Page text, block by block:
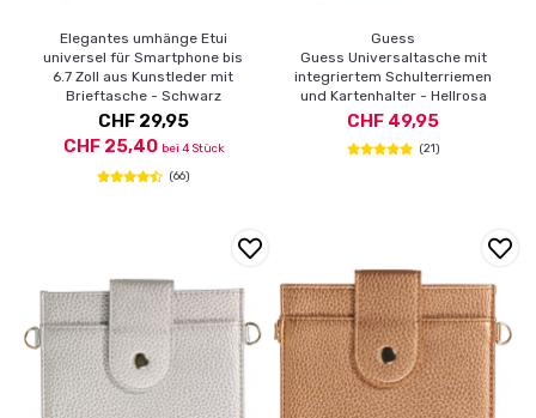
Elegantes umhänge Etui
universel für Smartphone bis
6.7 Zoll aus Kunstleder mit
Brieftasche - Schwarz
CHF 29,95
CHF 25,40 bei 4 Stück
(66)
Guess
Guess Universaltasche mit
integriertem Schulterriemen
und Kartenhalter - Hellrosa
CHF 49,95
(21)